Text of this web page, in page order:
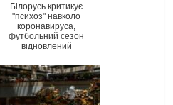
Білорусь критикує
"психоз" навколо
коронавируса,
футбольний сезон
відновлений